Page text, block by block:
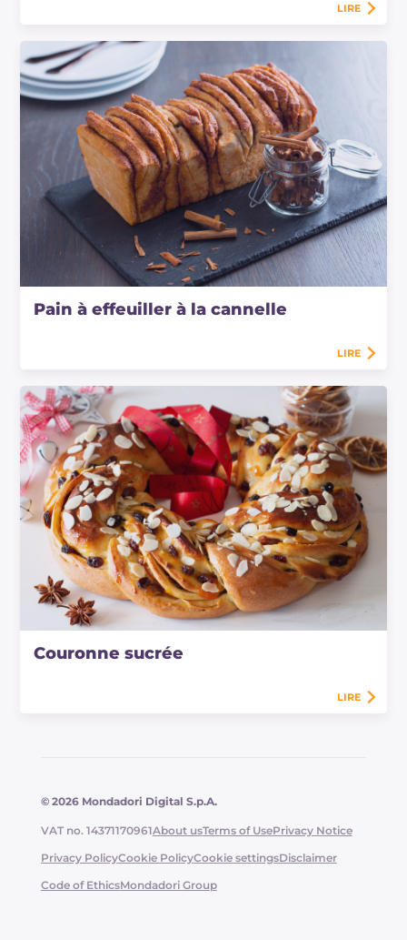
LIRE
Pain à effeuiller à la cannelle
LIRE
Couronne sucrée
LIRE
© 2026 Mondadori Digital S.p.A.
VAT no. 14371170961About usTerms of UsePrivacy Notice
Privacy PolicyCookie PolicyCookie settingsDisclaimer
Code of EthicsMondadori Group